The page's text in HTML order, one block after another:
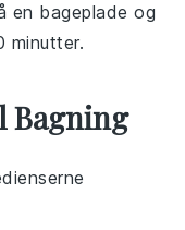
en bageplade og
minutter.
Bagning